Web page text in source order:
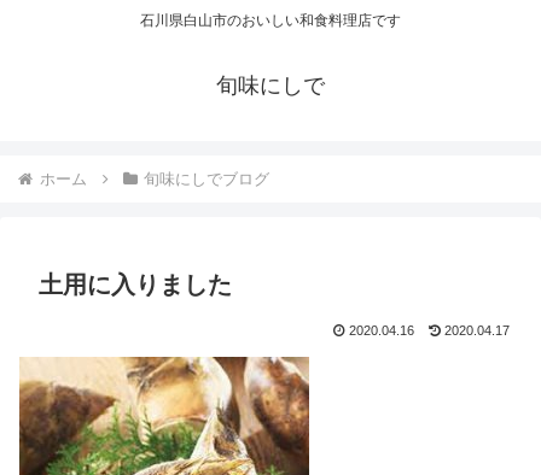
石川県白山市のおいしい和食料理店です
旬味にしで
ホーム 旬味にしでブログ
土用に入りました
2020.04.16 2020.04.17